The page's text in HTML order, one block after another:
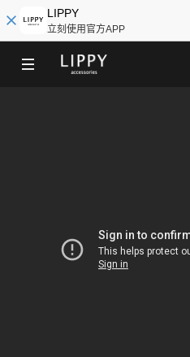
LIPPY
立刻使用官方APP